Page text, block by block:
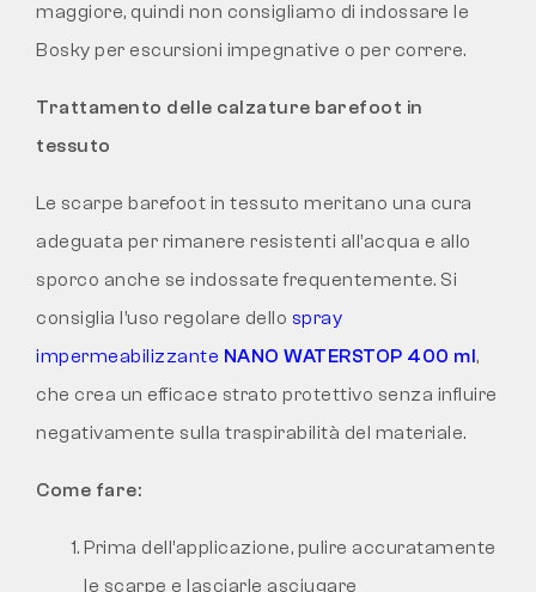
maggiore, quindi non consigliamo di indossare le
Bosky per escursioni impegnative o per correre.
Trattamento delle calzature barefoot in
tessuto
Le scarpe barefoot in tessuto meritano una cura
adeguata per rimanere resistenti all’acqua e allo
sporco anche se indossate frequentemente. Si
consiglia l’uso regolare dello spray
impermeabilizzante NANO WATERSTOP 400 ml,
che crea un efficace strato protettivo senza influire
negativamente sulla traspirabilità del materiale.
Come fare:
Prima dell’applicazione, pulire accuratamente
le scarpe e lasciarle asciugare